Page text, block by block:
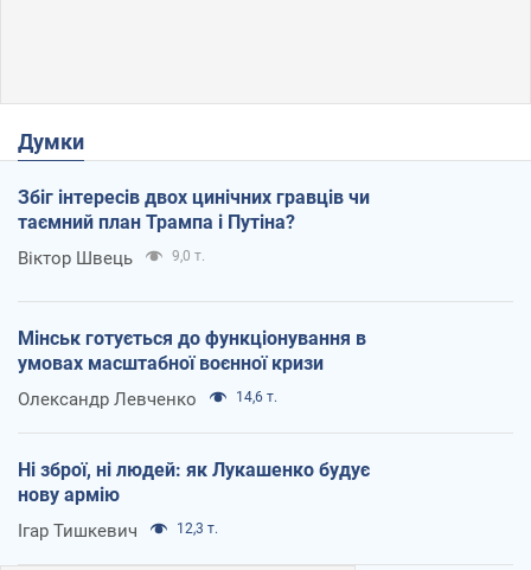
Думки
Збіг інтересів двох цинічних гравців чи
таємний план Трампа і Путіна?
Віктор Швець 9,0 т.
Мінськ готується до функціонування в
умовах масштабної воєнної кризи
Олександр Левченко 14,6 т.
Ні зброї, ні людей: як Лукашенко будує
нову армію
Ігар Тишкевич 12,3 т.